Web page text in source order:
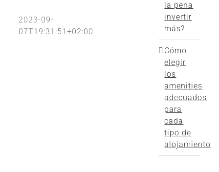
2023-09-
07T19:31:51+02:00
la pena
invertir
más?
Cómo
elegir
los
amenities
adecuados
para
cada
tipo de
alojamiento